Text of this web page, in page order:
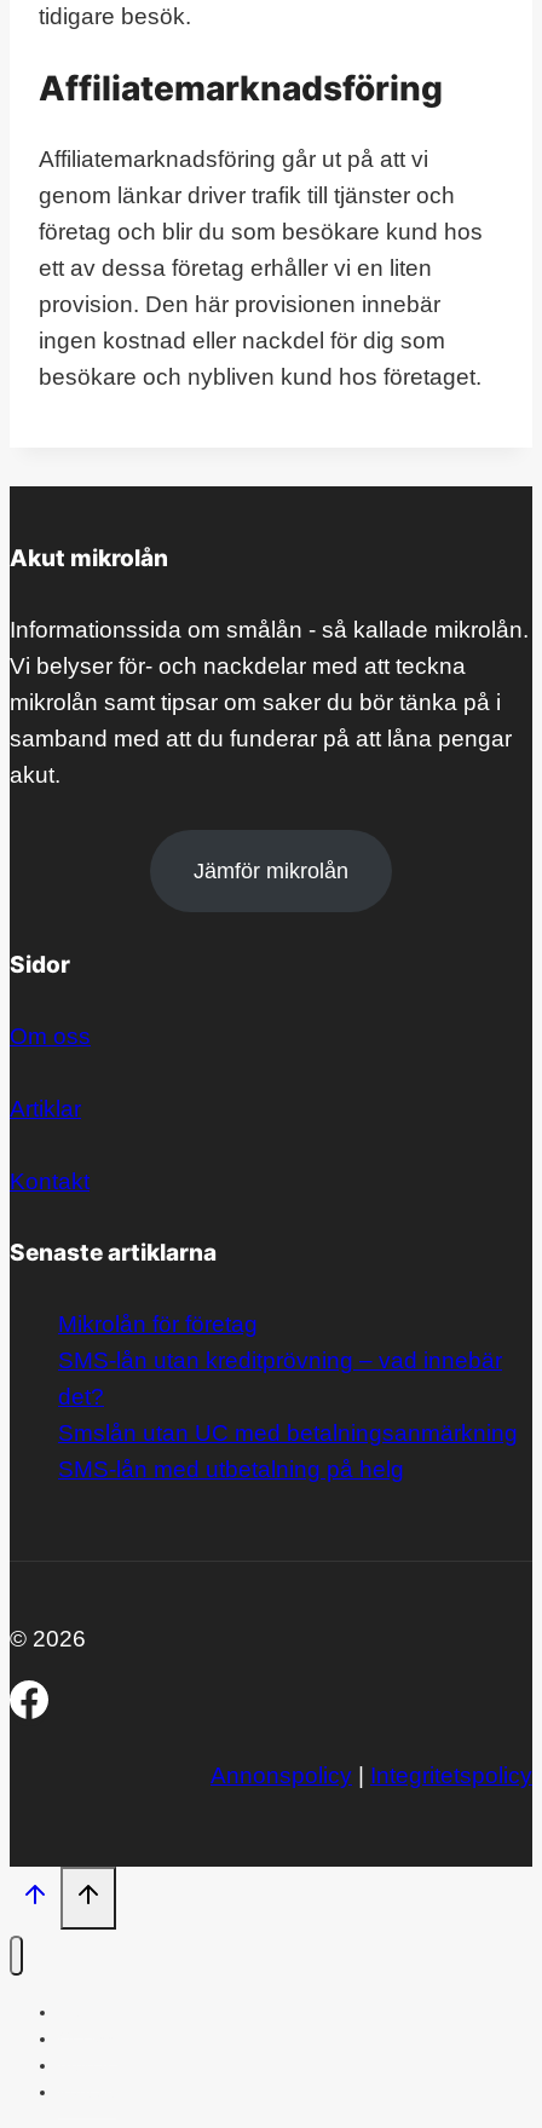
tidigare besök.
Affiliatemarknadsföring
Affiliatemarknadsföring går ut på att vi
genom länkar driver trafik till tjänster och
företag och blir du som besökare kund hos
ett av dessa företag erhåller vi en liten
provision. Den här provisionen innebär
ingen kostnad eller nackdel för dig som
besökare och nybliven kund hos företaget.
Akut mikrolån
Informationssida om smålån - så kallade mikrolån.
Vi belyser för- och nackdelar med att teckna
mikrolån samt tipsar om saker du bör tänka på i
samband med att du funderar på att låna pengar
akut.
Jämför mikrolån
Sidor
Om oss
Artiklar
Kontakt
Senaste artiklarna
Mikrolån för företag
SMS-lån utan kreditprövning – vad innebär
det?
Smslån utan UC med betalningsanmärkning
SMS-lån med utbetalning på helg
© 2026
Annonspolicy Integritetspolicy